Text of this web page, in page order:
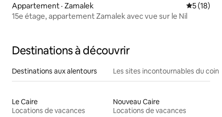
Appartement · Zamalek Note
5 (18)
15e étage, appartement Zamalek avec vue sur le Nil
Destinations à découvrir
Destinations aux alentours Les sites incontournables du coin
Le Caire
Locations de vacances
Nouveau Caire
Locations de vacances